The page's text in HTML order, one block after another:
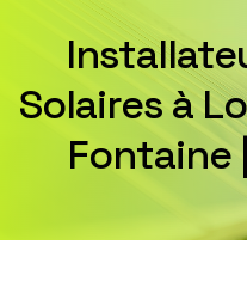
Solaires à
Fontaine